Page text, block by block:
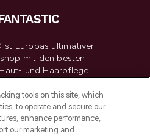
ist Europas ultimativer
mit den besten
und Haarpflege
Shoppe online
mit kostenloser
Einkaufswert von 30€.
tools on this site, which
to operate and secure our
enhance performance,
our marketing and